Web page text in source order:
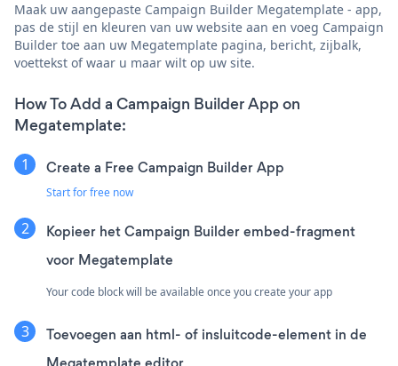
Maak uw aangepaste Campaign Builder Megatemplate - app,
pas de stijl en kleuren van uw website aan en voeg Campaign
Builder toe aan uw Megatemplate pagina, bericht, zijbalk,
voettekst of waar u maar wilt op uw site.
How To Add a Campaign Builder App on
Megatemplate:
Create a Free Campaign Builder App
Start for free now
Kopieer het Campaign Builder embed-fragment
voor Megatemplate
Your code block will be available once you create your app
Toevoegen aan html- of insluitcode-element in de